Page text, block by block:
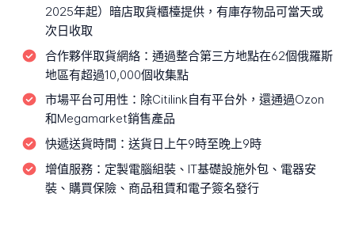
2025年起）暗店取貨櫃檯提供，有庫存物品可當天或
次日收取
合作夥伴取貨網絡： 通過整合第三方地點在62個俄羅斯
地區有超過10,000個收集點
市場平台可用性： 除Citilink自有平台外，還通過Ozon
和Megamarket銷售產品
快遞送貨時間： 送貨日上午9時至晚上9時
增值服務： 定製電腦組裝、IT基礎設施外包、電器安
裝、購買保險、商品租賃和電子簽名發行